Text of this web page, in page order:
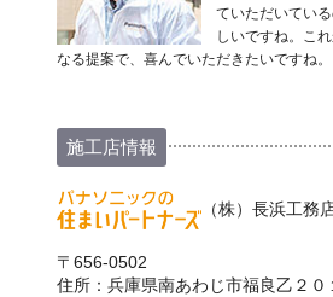
ていただいてい
しいですね。こ
なる提案で、喜んでいただきたいですね。
施工店情報
（株）長浜工務
〒656-0502
住所：兵庫県南あわじ市福良乙２０